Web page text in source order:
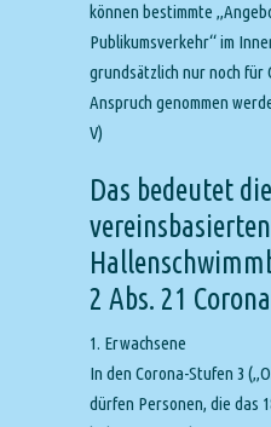
können bestimmte
Publikumsverkehr“ im
grundsätzlich nur noch für
Anspruch genommen
V)
Das bedeutet
2 Abs. 21
1. Erwachsene
In den Corona-Stufen 3
dürfen Personen, die das